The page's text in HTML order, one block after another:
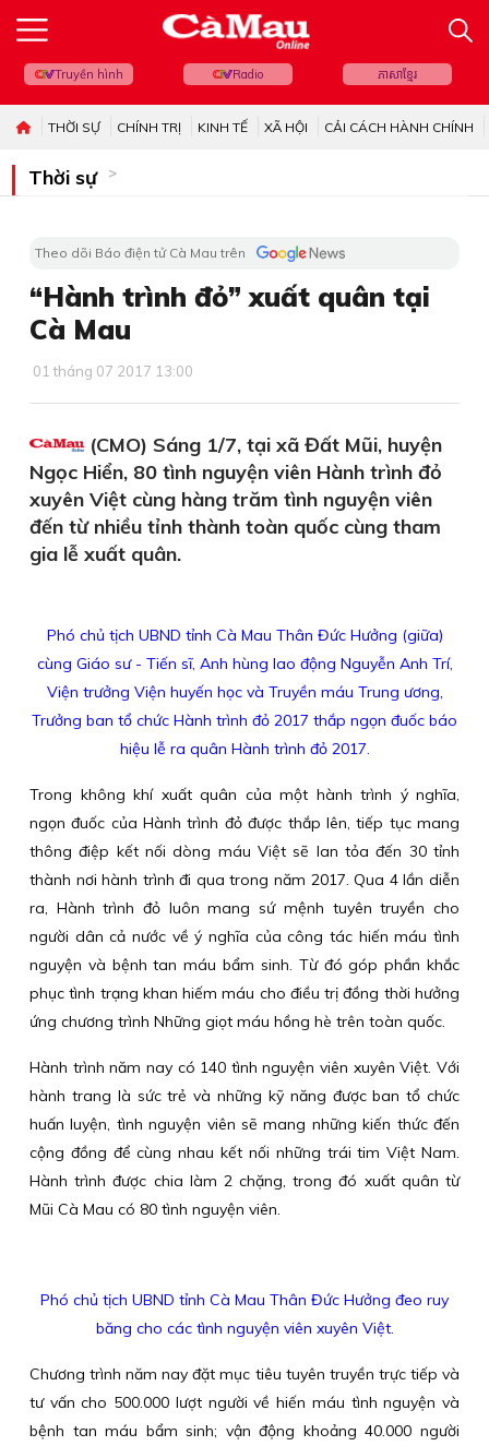
Truyền hình Radio ភាសាខ្មែរ
THỜI SỰ CHÍNH TRỊ KINH TẾ XÃ HỘI CẢI CÁCH HÀNH CHÍNH
Thời sự
Theo dõi Báo điện tử Cà Mau trên
“Hành trình đỏ” xuất quân tại
Cà Mau
01 tháng 07 2017 13:00
(CMO) Sáng 1/7, tại xã Đất Mũi, huyện
Ngọc Hiển, 80 tình nguyện viên Hành trình đỏ
xuyên Việt cùng hàng trăm tình nguyện viên
đến từ nhiều tỉnh thành toàn quốc cùng tham
gia lễ xuất quân.
Phó chủ tịch UBND tỉnh Cà Mau Thân Đức Hưởng (giữa)
cùng Giáo sư - Tiến sĩ, Anh hùng lao động Nguyễn Anh Trí,
Viện trưởng Viện huyến học và Truyền máu Trung ương,
Trưởng ban tổ chức Hành trình đỏ 2017 thắp ngọn đuốc báo
hiệu lễ ra quân Hành trình đỏ 2017.
Trong không khí xuất quân của một hành trình ý nghĩa,
ngọn đuốc của Hành trình đỏ được thắp lên, tiếp tục mang
thông điệp kết nối dòng máu Việt sẽ lan tỏa đến 30 tỉnh
thành nơi hành trình đi qua trong năm 2017. Qua 4 lần diễn
ra, Hành trình đỏ luôn mang sứ mệnh tuyên truyền cho
người dân cả nước về ý nghĩa của công tác hiến máu tình
nguyện và bệnh tan máu bẩm sinh. Từ đó góp phần khắc
phục tình trạng khan hiếm máu cho điều trị đồng thời hưởng
ứng chương trình Những giọt máu hồng hè trên toàn quốc.
Hành trình năm nay có 140 tình nguyện viên xuyên Việt. Với
hành trang là sức trẻ và những kỹ năng được ban tổ chức
huấn luyện, tình nguyện viên sẽ mang những kiến thức đến
cộng đồng để cùng nhau kết nối những trái tim Việt Nam.
Hành trình được chia làm 2 chặng, trong đó xuất quân từ
Mũi Cà Mau có 80 tình nguyện viên.
Phó chủ tịch UBND tỉnh Cà Mau Thân Đức Hưởng đeo ruy
băng cho các tình nguyện viên xuyên Việt.
Chương trình năm nay đặt mục tiêu tuyên truyền trực tiếp và
tư vấn cho 500.000 lượt người về hiến máu tình nguyện và
bệnh tan máu bẩm sinh; vận động khoảng 40.000 người